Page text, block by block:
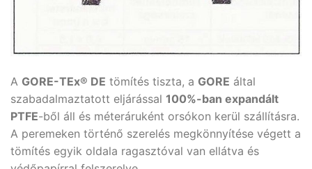
A GORE-TEx® DE tömítés tiszta, a GORE által
szabadalmaztatott eljárással 100%-ban expan­dált
PTFE-ből áll és méteráruként orsókon kerül szállításra.
A peremeken történő szerelés megkönnyítése végett a
tömítés egyik oldala ragasztóval van ellátva és